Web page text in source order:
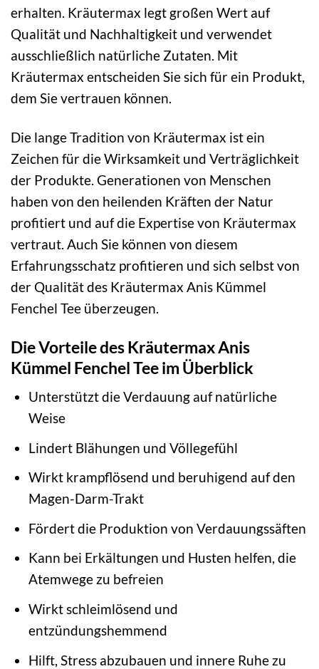
erhalten. Kräutermax legt großen Wert auf
Qualität und Nachhaltigkeit und verwendet
ausschließlich natürliche Zutaten. Mit
Kräutermax entscheiden Sie sich für ein Produkt,
dem Sie vertrauen können.
Die lange Tradition von Kräutermax ist ein
Zeichen für die Wirksamkeit und Verträglichkeit
der Produkte. Generationen von Menschen
haben von den heilenden Kräften der Natur
profitiert und auf die Expertise von Kräutermax
vertraut. Auch Sie können von diesem
Erfahrungsschatz profitieren und sich selbst von
der Qualität des Kräutermax Anis Kümmel
Fenchel Tee überzeugen.
Die Vorteile des Kräutermax Anis
Kümmel Fenchel Tee im Überblick
Unterstützt die Verdauung auf natürliche
Weise
Lindert Blähungen und Völlegefühl
Wirkt krampflösend und beruhigend auf den
Magen-Darm-Trakt
Fördert die Produktion von Verdauungssäften
Kann bei Erkältungen und Husten helfen, die
Atemwege zu befreien
Wirkt schleimlösend und
entzündungshemmend
Hilft, Stress abzubauen und innere Ruhe zu